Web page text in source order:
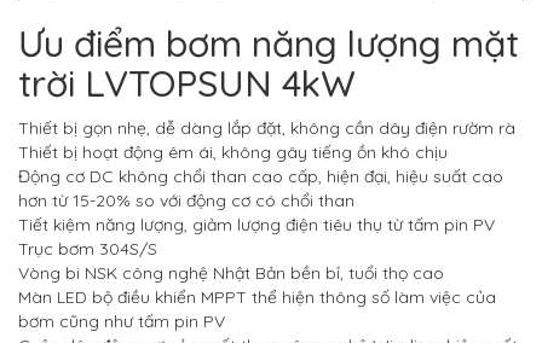
Ưu điểm bơm năng lượng mặt
trời LVTOPSUN 4kW
Thiết bị gọn nhẹ, dễ dàng lắp đặt, không cần dây điện rườm rà
Thiết bị hoạt động êm ái, không gây tiếng ồn khó chịu
Động cơ DC không chổi than cao cấp, hiện đại, hiệu suất cao
hơn từ 15-20% so với động cơ có chổi than
Tiết kiệm năng lượng, giảm lượng điện tiêu thụ từ tấm pin PV
Trục bơm 304S/S
Vòng bi NSK công nghệ Nhật Bản bền bỉ, tuổi thọ cao
Màn LED bộ điều khiển MPPT thể hiện thông số làm việc của
bơm cũng như tấm pin PV